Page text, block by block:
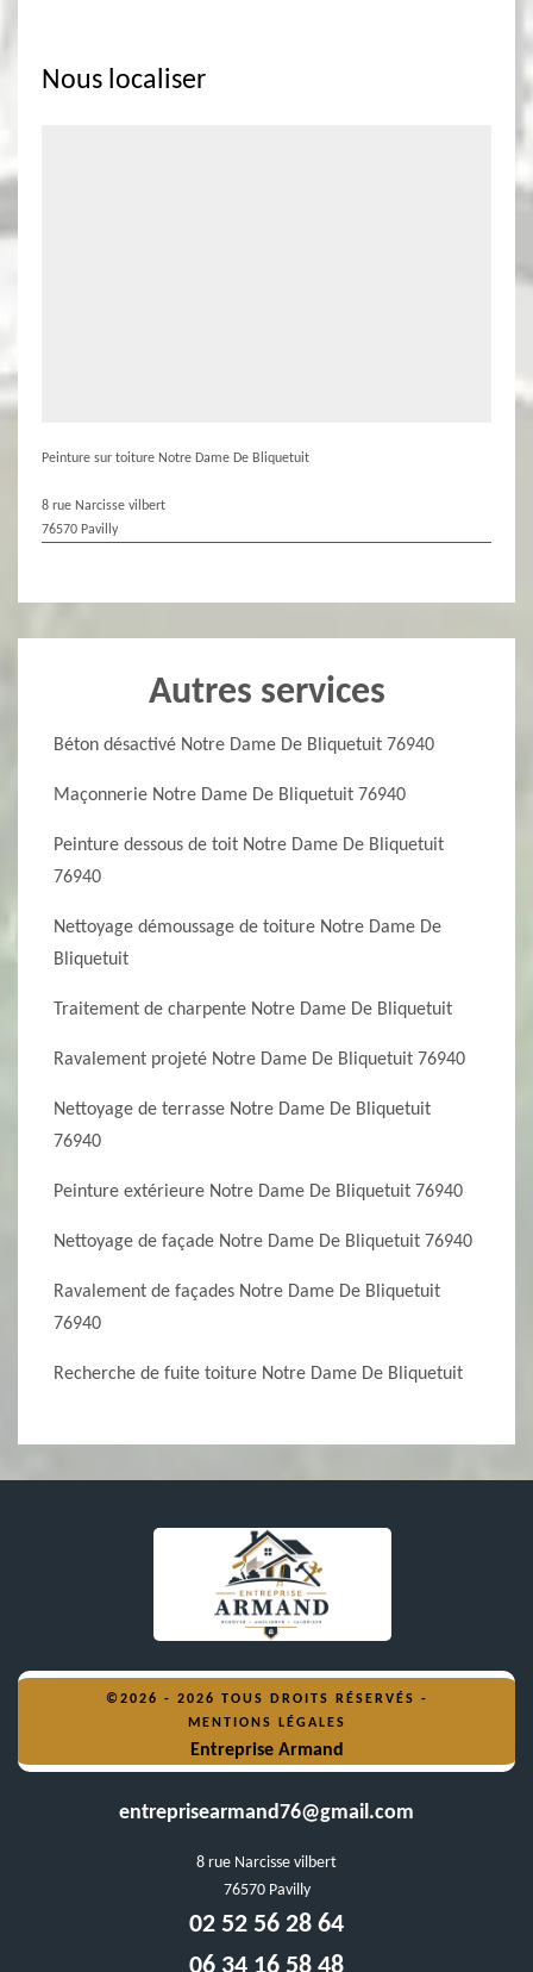
Nous localiser
Peinture sur toiture Notre Dame De Bliquetuit
8 rue Narcisse vilbert
76570 Pavilly
Autres services
Béton désactivé Notre Dame De Bliquetuit 76940
Maçonnerie Notre Dame De Bliquetuit 76940
Peinture dessous de toit Notre Dame De Bliquetuit
76940
Nettoyage démoussage de toiture Notre Dame De
Bliquetuit
Traitement de charpente Notre Dame De Bliquetuit
Ravalement projeté Notre Dame De Bliquetuit 76940
Nettoyage de terrasse Notre Dame De Bliquetuit
76940
Peinture extérieure Notre Dame De Bliquetuit 76940
Nettoyage de façade Notre Dame De Bliquetuit 76940
Ravalement de façades Notre Dame De Bliquetuit
76940
Recherche de fuite toiture Notre Dame De Bliquetuit
©2026 - 2026 TOUS DROITS RÉSERVÉS -
MENTIONS LÉGALES
Entreprise Armand
entreprisearmand76@gmail.com
8 rue Narcisse vilbert
76570 Pavilly
02 52 56 28 64